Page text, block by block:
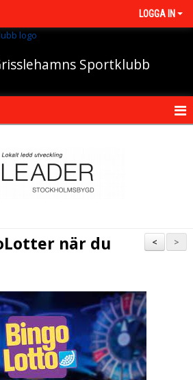
LOGGA IN
Sportklubb
>
<
när du